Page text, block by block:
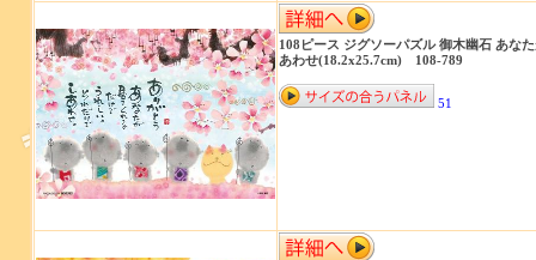
108ピース ジグソーパズル 御木幽石 あな
あわせ(18.2x25.7cm) 108-789
51